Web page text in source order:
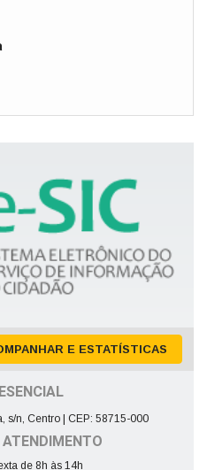
E ESTATÍSTICAS
s/n, Centro | CEP: 58715-000
de 8h às 14h